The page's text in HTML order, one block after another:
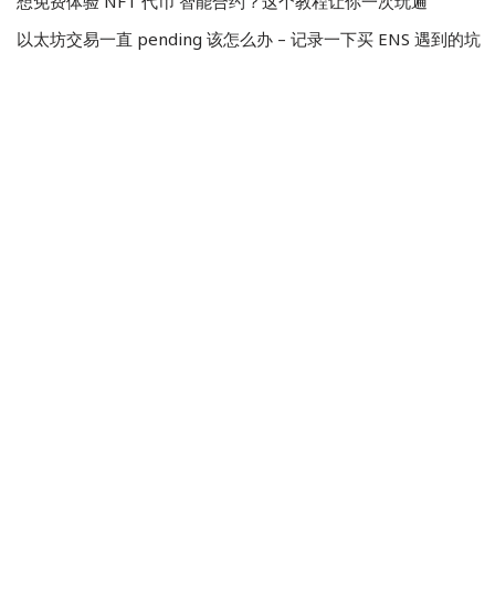
以太坊交易一直 pending 该怎么办 – 记录一下买 ENS 遇到的坑